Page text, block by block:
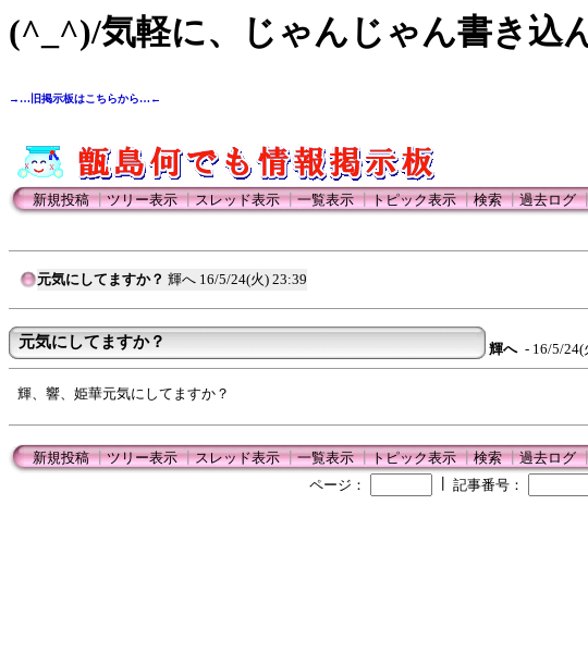
(^_^)/気軽に、じゃんじゃん書き込
→…旧掲示板はこちらから…←
新規投稿┃ツリー表示┃スレッド表示┃一覧表示┃トピック表示┃検索┃過去ログ
元気にしてますか？ 輝へ 16/5/24(火) 23:39
元気にしてますか？ 輝へ - 16/5/24(
輝、響、姫華元気にしてますか？
新規投稿┃ツリー表示┃スレッド表示┃一覧表示┃トピック表示┃検索┃過去ログ
ページ：
記事番号：